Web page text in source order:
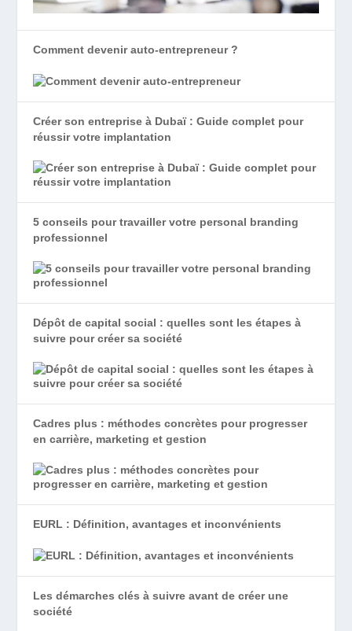
Comment devenir auto-entrepreneur ?
Créer son entreprise à Dubaï : Guide complet pour
réussir votre implantation
5 conseils pour travailler votre personal branding
professionnel
Dépôt de capital social : quelles sont les étapes à
suivre pour créer sa société
Cadres plus : méthodes concrètes pour progresser
en carrière, marketing et gestion
EURL : Définition, avantages et inconvénients
Les démarches clés à suivre avant de créer une
société